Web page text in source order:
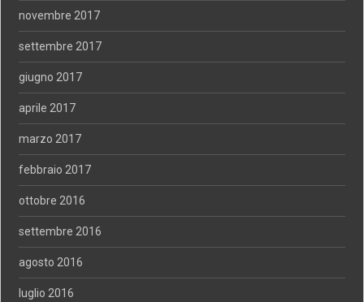
novembre 2017
settembre 2017
giugno 2017
aprile 2017
marzo 2017
febbraio 2017
ottobre 2016
settembre 2016
agosto 2016
luglio 2016